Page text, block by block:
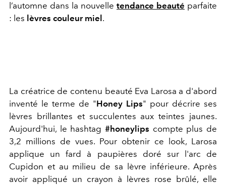
l’automne dans la nouvelle tendance beauté parfaite
: les lèvres couleur miel .
La créatrice de contenu beauté Eva Larosa a d'abord
inventé le terme de "Honey Lips" pour décrire ses
lèvres brillantes et succulentes aux teintes jaunes.
Aujourd'hui, le hashtag #honeylips compte plus de
3,2 millions de vues. Pour obtenir ce look, Larosa
applique un fard à paupières doré sur l'arc de
Cupidon et au milieu de sa lèvre inférieure. Après
avoir appliqué un crayon à lèvres rose brûlé, elle